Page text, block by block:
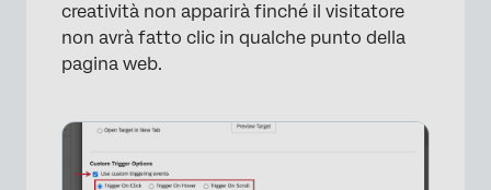
creatività non apparirà finché il visitatore
non avrà fatto clic in qualche punto della
pagina web.